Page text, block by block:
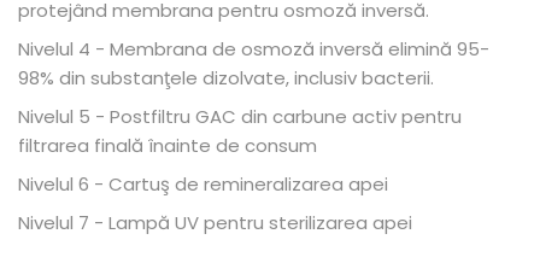
protejând membrana pentru osmoză inversă.
Nivelul 4 - Membrana de osmoză inversă elimină 95-
98% din substanţele dizolvate, inclusiv bacterii.
Nivelul 5 - Postfiltru GAC din carbune activ pentru
filtrarea finală înainte de consum
Nivelul 6 - Cartuş de remineralizarea apei
Nivelul 7 - Lampă UV pentru sterilizarea apei